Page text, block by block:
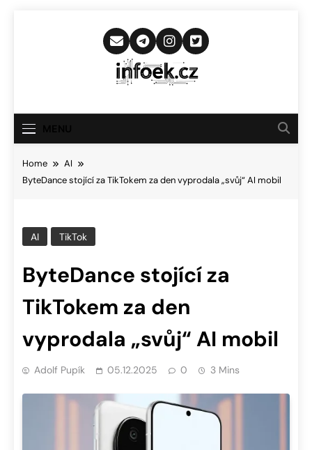
Infoek.cz
Novinkám
Home
AI
ByteDance stojící za TikTokem za den vyprodala „svůj“ AI mobil
AI TikTok
ByteDance stojící za
TikTokem za den
vyprodala „svůj“ AI mobil
Adolf Pupík 05.12.2025 0 3 Mins